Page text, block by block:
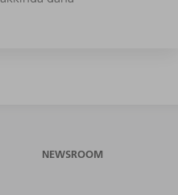
NEWSROOM